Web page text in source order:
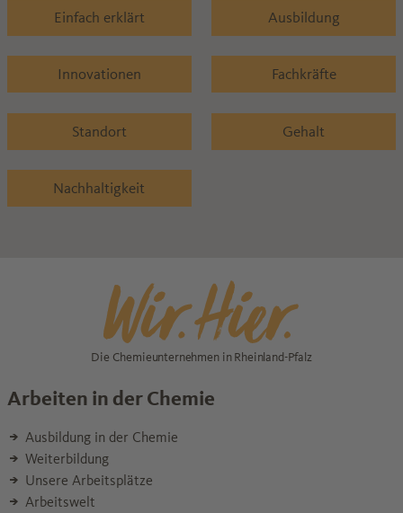
Einfach erklärt Ausbildung
Innovationen Fachkräfte
Standort Gehalt
Nachhaltigkeit
Die Chemieunternehmen in Rheinland-Pfalz
Arbeiten in der Chemie
Ausbildung in der Chemie
Weiterbildung
Unsere Arbeitsplätze
Arbeitswelt